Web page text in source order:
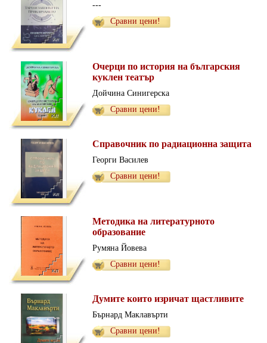
---
Сравни цени!
Очерци по история на българския
куклен театър
Дойчина Синигерска
Сравни цени!
Справочник по радиационна защита
Георги Василев
Сравни цени!
Методика на литературното
образование
Румяна Йовева
Сравни цени!
Думите които изричат щастливите
Бърнард Маклавърти
Сравни цени!